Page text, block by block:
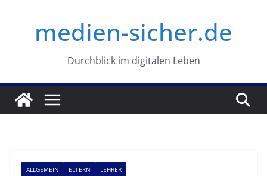
springenmedien-sicher.de
Durchblick im digitalen Leben
ALLGEMEIN ELTERN LEHRER